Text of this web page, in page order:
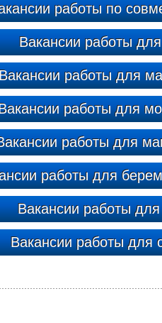
работы по
Вакансии работы
Вакансии работы для
работы для
работы для
работы для
Вакансии работы
Вакансии работы для